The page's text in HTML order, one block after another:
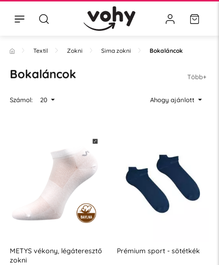
Textil Zokni Sima zokni Bokaláncok
Bokaláncok Több+
Számol: 20 Ahogy ajánlott
METYS vékony, légáteresztő
zokni
Prémium sport - sötétkék